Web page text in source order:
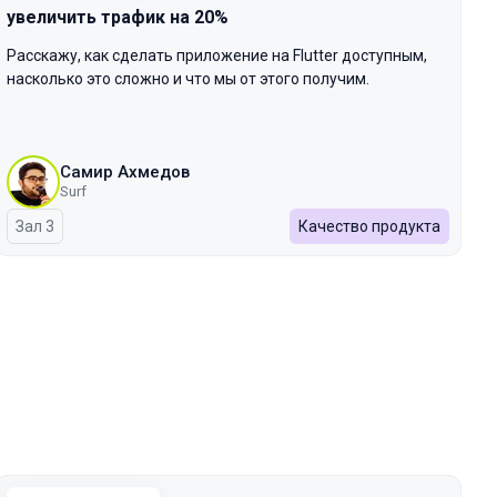
увеличить трафик на 20%
Расскажу, как сделать приложение на Flutter доступным,
насколько это сложно и что мы от этого получим.
Самир Ахмедов
Surf
Зал 3 Качество продукта